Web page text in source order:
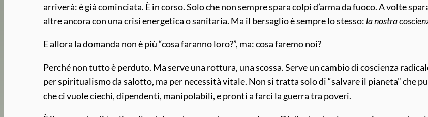
arriverà: è già cominciata. È in corso. Solo che non sempre spara colpi d’arma da fuoco. A volte
altre ancora con una crisi energetica o sanitaria. Ma il bersaglio è sempre lo stesso: la nostra
E allora la domanda non è più “cosa faranno loro?”, ma: cosa faremo noi?
Perché non tutto è perduto. Ma serve una rottura, una scossa. Serve un cambio di coscienza
per spiritualismo da salotto, ma per necessità vitale. Non si tratta solo di “salvare il pianeta” che
che ci vuole ciechi, dipendenti, manipolabili, e pronti a farci la guerra tra poveri.